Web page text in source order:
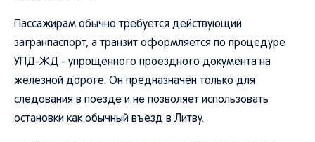
Пассажирам обычно требуется действующий
загранпаспорт, а транзит оформляется по процедуре
УПД-ЖД - упрощенного проездного документа на
железной дороге. Он предназначен только для
следования в поезде и не позволяет использовать
остановки как обычный въезд в Литву.